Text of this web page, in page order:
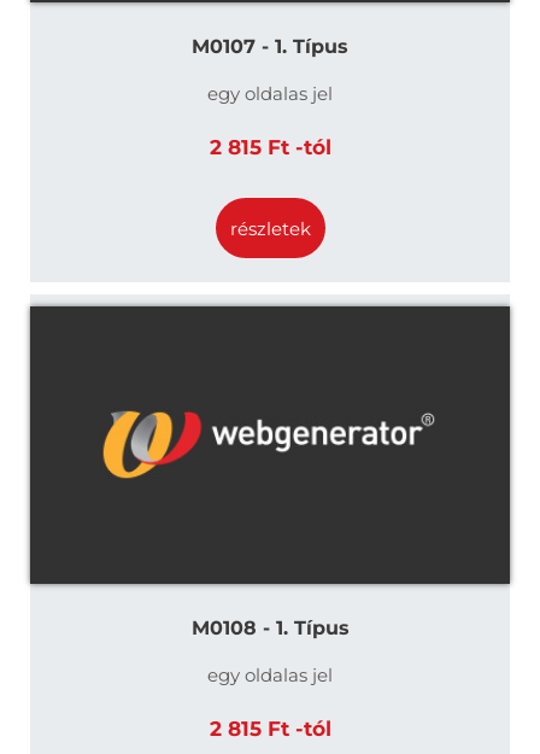
M0107 - 1. Típus
egy oldalas jel
2 815 Ft -tól
részletek
M0108 - 1. Típus
egy oldalas jel
2 815 Ft -tól